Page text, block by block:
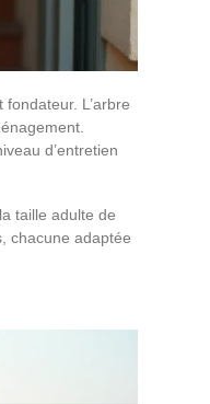
L’arbre
d’entretien
taille adulte de
chacune adaptée